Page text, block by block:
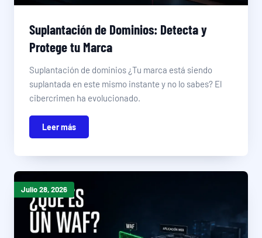
Suplantación de Dominios: Detecta y
Protege tu Marca
Suplantación de dominios ¿Tu marca está siendo
suplantada en este mismo instante y no lo sabes? El
cibercrimen ha evolucionado.
Leer más
Julio 28, 2026